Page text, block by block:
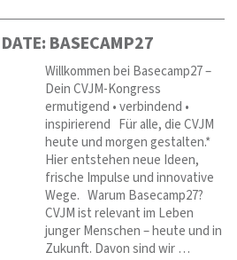
BASECAMP27
Willkommen bei Basecamp27 –
Dein CVJM-Kongress
ermutigend • verbindend •
inspirierend Für alle, die CVJM
heute und morgen gestalten.*
Hier entstehen neue Ideen,
frische Impulse und innovative
Wege. Warum Basecamp27?
CVJM ist relevant im Leben
junger Menschen – heute und in
Zukunft. Davon sind wir …